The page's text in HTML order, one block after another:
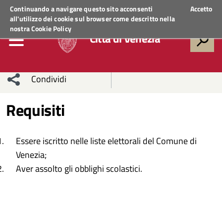
Continuando a navigare questo sito acconsenti
all'utilizzo dei cookie sul browser come descritto nella
nostraCookie Policy
Accetto
Regione VenetoACCEDI AI SERVIZI
Città di Venezia
Condividi
network
Condividi
Facebook
su
Twitter
Condividi
su
Condividi
Requisiti
Essere iscritto nelle liste elettorali del Comune di
Venezia;
Aver assolto gli obblighi scolastici.